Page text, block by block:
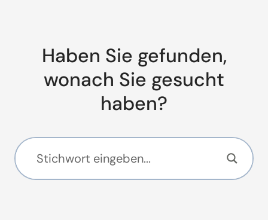
Haben Sie gefunden,
wonach Sie gesucht
haben?